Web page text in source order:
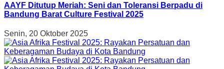
AAYF Ditutup Meriah: Seni dan Toleransi Berpadu di
Bandung Barat Culture Festival 2025
Senin, 20 Oktober 2025